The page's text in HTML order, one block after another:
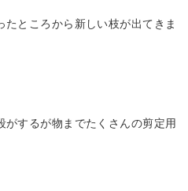
ところから新しい枝が出てきま
がするが物までたくさんの剪定用